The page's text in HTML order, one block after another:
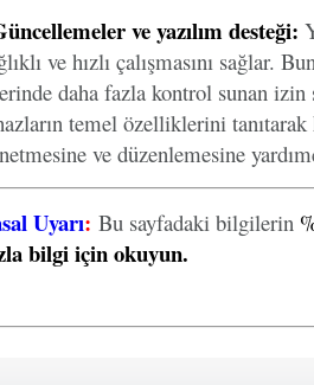
ve yazılım desteği:
ve hızlı çalışmasını sağlar.
daha fazla kontrol sunan
temel özelliklerini tanıtarak
ve düzenlemesine
Uyarı: Bu sayfadaki bilgilerin
bilgi için okuyun.